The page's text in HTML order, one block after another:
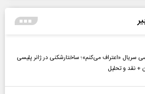
سریال «اعتراف می‌کنم»؛ ساختارشکنی در ژانر پلیسی
+ نقد و تحلیل